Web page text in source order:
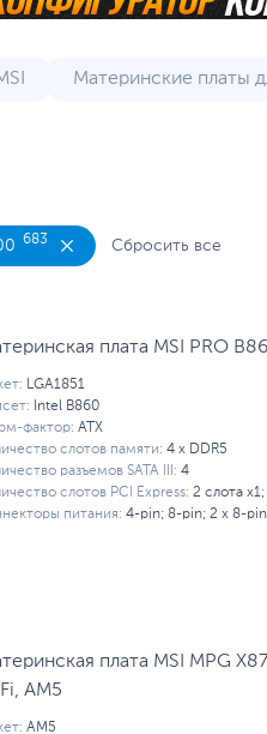
Материнские платы
683 Сбросить все
плата MSI PRO
LGA1851
Intel B860
фактор: ATX
слотов памяти: 4 x DDR5
разъемов SATA III: 4
слотов PCI Express: 2 слота
питания: 4-pin; 8-pin; 2 x 8-
плата MSI MPG
AM5
AM5